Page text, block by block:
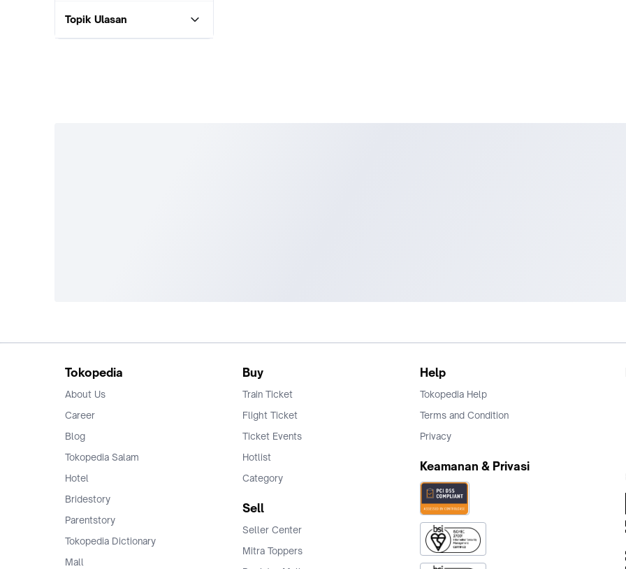
Topik Ulasan
Tokopedia
About Us
Career
Blog
Tokopedia Salam
Hotel
Bridestory
Parentstory
Tokopedia Dictionary
Mall
Buy
Train Ticket
Flight Ticket
Ticket Events
Hotlist
Category
Sell
Seller Center
Mitra Toppers
Help
Tokopedia Help
Terms and Condition
Privacy
Keamanan & Privasi